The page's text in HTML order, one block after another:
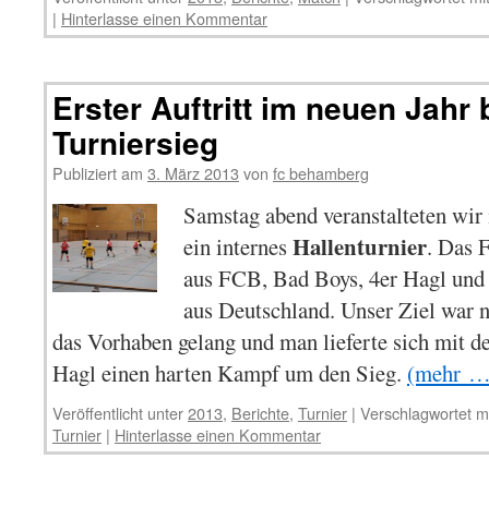
| Hinterlasse einen Kommentar
Erster Auftritt im neuen Jahr
Turniersieg
Publiziert am 3. März 2013 von fc behamberg
Samstag abend veranstalteten
ein internesHallenturnier. Das
aus FCB, Bad Boys, 4er Hagl
aus Deutschland. Unser Ziel war
das Vorhaben gelang und man lieferte sich mit
Hagl einen harten Kampf um den Sieg. (mehr
Veröffentlicht unter2013, Berichte, Turnier | Verschlagwortet
Turnier | Hinterlasse einen Kommentar